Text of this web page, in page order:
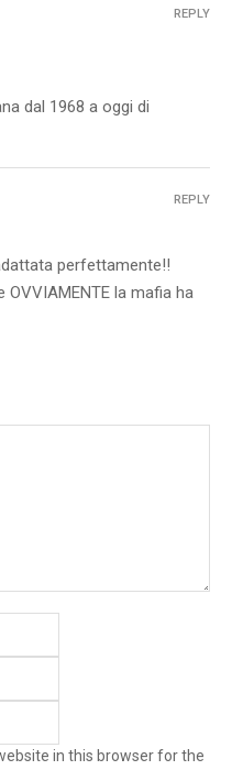
dal 1968 a oggi di
REPLY
perfettamente!!
la mafia ha
REPLY
in this browser for the